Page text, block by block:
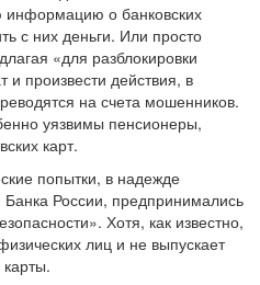
информацию о банковских
с них деньги. Или просто
«для разблокировки
и произвести действия, в
на счета мошенников.
уязвимы пенсионеры,
карт.
попытки, в надежде
Банка России, предпринимались
Хотя, как известно,
лиц и не выпускает